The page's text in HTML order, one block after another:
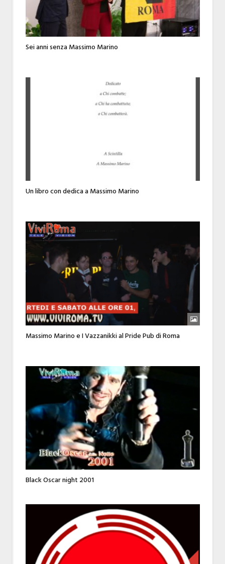
Sei anni senza Massimo Marino
Un libro con dedica a Massimo Marino
Massimo Marino e I Vazzanikki al Pride Pub di Roma
Black Oscar night 2001